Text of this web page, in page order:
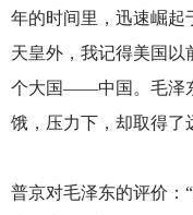
年的时间里，迅速崛起
天皇外，我记得美国以
个大国——中国。毛泽
饿，压力下，却取得了
普京对毛泽东的评价：